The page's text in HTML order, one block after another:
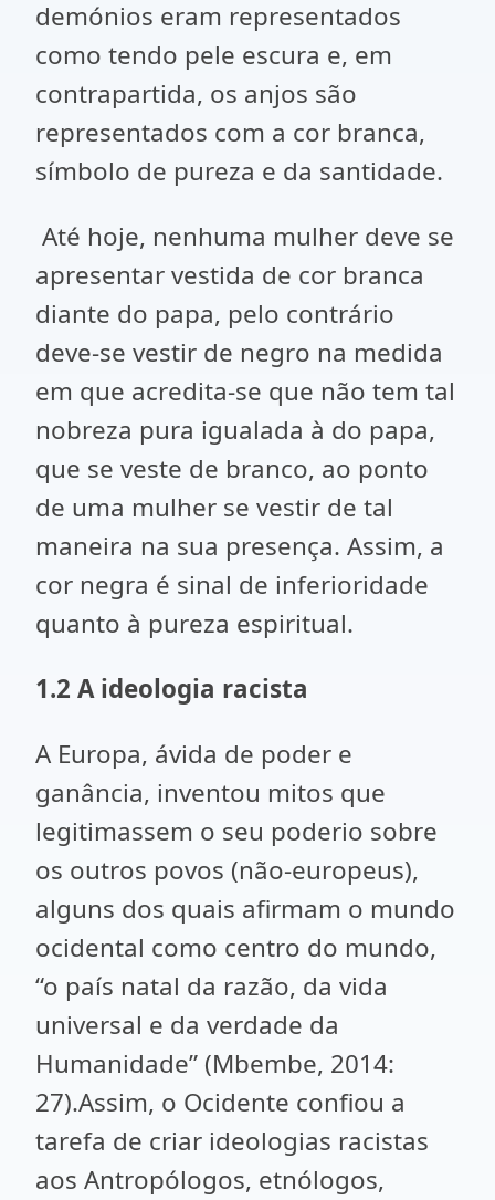
demónios eram representados
como tendo pele escura e, em
contrapartida, os anjos são
representados com a cor branca,
símbolo de pureza e da santidade.
Até hoje, nenhuma mulher deve se
apresentar vestida de cor branca
diante do papa, pelo contrário
deve-se vestir de negro na medida
em que acredita-se que não tem tal
nobreza pura igualada à do papa,
que se veste de branco, ao ponto
de uma mulher se vestir de tal
maneira na sua presença. Assim, a
cor negra é sinal de inferioridade
quanto à pureza espiritual.
1.2 A ideologia racista
A Europa, ávida de poder e
ganância, inventou mitos que
legitimassem o seu poderio sobre
os outros povos (não-europeus),
alguns dos quais afirmam o mundo
ocidental como centro do mundo,
“o país natal da razão, da vida
universal e da verdade da
Humanidade” (Mbembe, 2014:
27).Assim, o Ocidente confiou a
tarefa de criar ideologias racistas
aos Antropólogos, etnólogos,